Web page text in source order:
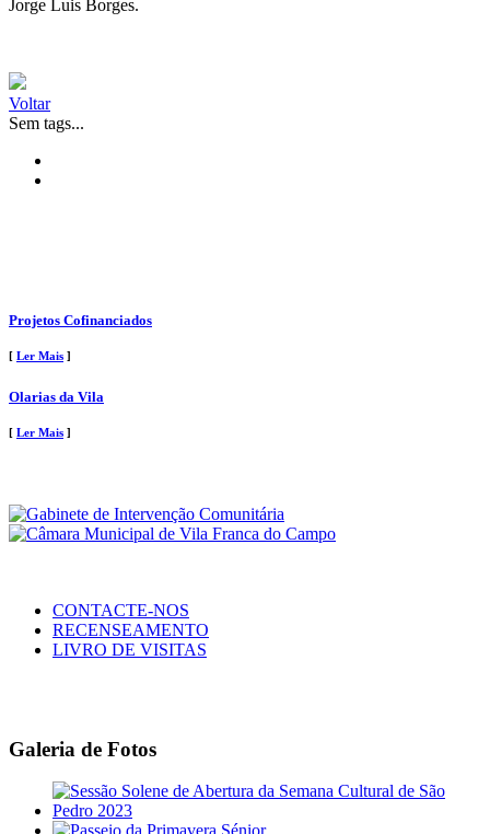
Jorge Luis Borges.
Voltar
Sem tags...
Projetos Cofinanciados
[ Ler Mais ]
Olarias da Vila
[ Ler Mais ]
CONTACTE-NOS
RECENSEAMENTO
LIVRO DE VISITAS
Galeria de Fotos